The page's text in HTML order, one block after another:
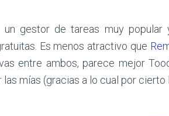
un gestor de tareas muy popular
Es menos atractivo que
entre ambos, parece mejor
las mías (gracias a lo cual por